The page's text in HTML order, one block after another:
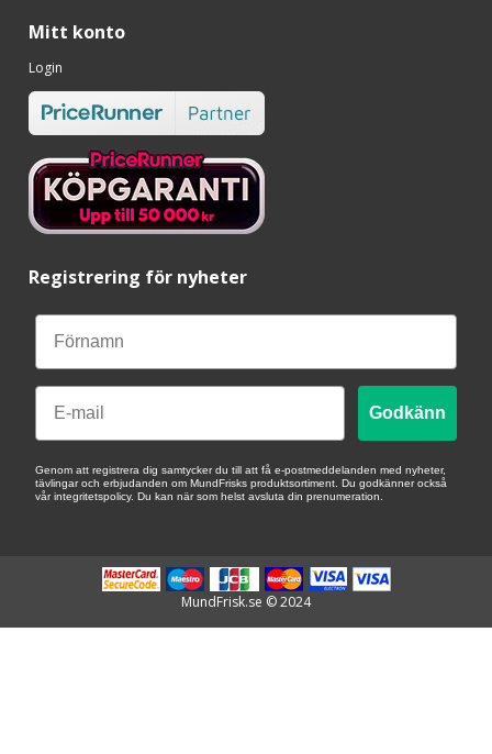
Mitt konto
Login
Registrering för nyheter
Email
Godkänn
Genom att registrera dig samtycker du till att få e-postmeddelanden med nyheter,
tävlingar och erbjudanden om MundFrisks produktsortiment. Du godkänner också
vår integritetspolicy. Du kan när som helst avsluta din prenumeration.
MundFrisk.se © 2024